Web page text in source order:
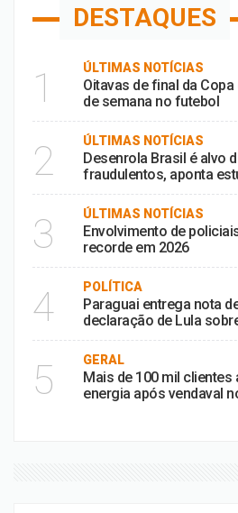
DESTAQUES
1 ÚLTIMAS NOTÍCIAS
Oitavas de final da
de semana no futebol
2 ÚLTIMAS NOTÍCIAS
Desenrola Brasil é alvo
fraudulentos, aponta
3 ÚLTIMAS NOTÍCIAS
Envolvimento de
recorde em 2026
4 POLÍTICA
Paraguai entrega nota
declaração de Lula
5 GERAL
Mais de 100 mil clientes
energia após vendaval